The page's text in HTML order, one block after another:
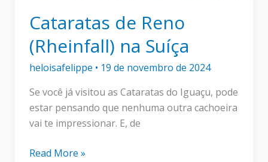
Cataratas de Reno
(Rheinfall) na Suíça
heloisafelippe • 19 de novembro de 2024
Se você já visitou as Cataratas do Iguaçu, pode
estar pensando que nenhuma outra cachoeira
vai te impressionar. E, de
Cataratas
Read More »